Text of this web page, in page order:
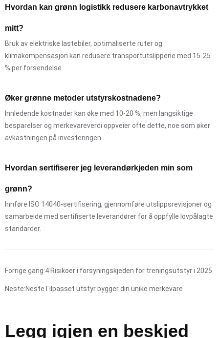
Hvordan kan grønn logistikk redusere karbonavtrykket
mitt?
Bruk av elektriske lastebiler, optimaliserte ruter og
klimakompensasjon kan redusere transportutslippene med 15-25
% per forsendelse.
Øker grønne metoder utstyrskostnadene?
Innledende kostnader kan øke med 10-20 %, men langsiktige
besparelser og merkevareverdi oppveier ofte dette, noe som øker
avkastningen på investeringen.
Hvordan sertifiserer jeg leverandørkjeden min som
grønn?
Innføre ISO 14040-sertifisering, gjennomføre utslippsrevisjoner og
samarbeide med sertifiserte leverandører for å oppfylle lovpålagte
standarder.
Forrige gang:4 Risikoer i forsyningskjeden for treningsutstyr i 2025
Neste:NesteTilpasset utstyr bygger din unike merkevare
Legg igjen en beskjed